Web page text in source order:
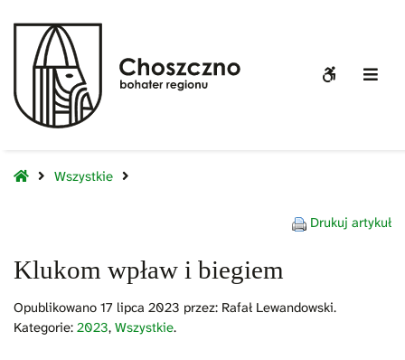
WCAG
HomeWszystkie
Drukuj artykuł
Klukom wpław i biegiem
Opublikowano 17 lipca 2023 przez: Rafał Lewandowski.
Kategorie: 2023, Wszystkie.